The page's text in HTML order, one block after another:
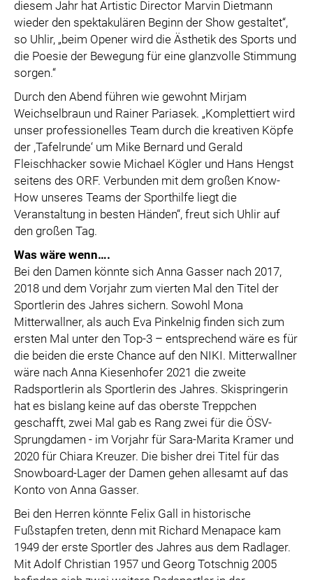
diesem Jahr hat Artistic Director Marvin Dietmann
wieder den spektakulären Beginn der Show gestaltet“,
so Uhlir, „beim Opener wird die Ästhetik des Sports und
die Poesie der Bewegung für eine glanzvolle Stimmung
sorgen.“
Durch den Abend führen wie gewohnt Mirjam
Weichselbraun und Rainer Pariasek. „Komplettiert wird
unser professionelles Team durch die kreativen Köpfe
der ,Tafelrunde‘ um Mike Bernard und Gerald
Fleischhacker sowie Michael Kögler und Hans Hengst
seitens des ORF. Verbunden mit dem großen Know-
How unseres Teams der Sporthilfe liegt die
Veranstaltung in besten Händen“, freut sich Uhlir auf
den großen Tag.
Was wäre wenn….
Bei den Damen könnte sich Anna Gasser nach 2017,
2018 und dem Vorjahr zum vierten Mal den Titel der
Sportlerin des Jahres sichern. Sowohl Mona
Mitterwallner, als auch Eva Pinkelnig finden sich zum
ersten Mal unter den Top-3 – entsprechend wäre es für
die beiden die erste Chance auf den NIKI. Mitterwallner
wäre nach Anna Kiesenhofer 2021 die zweite
Radsportlerin als Sportlerin des Jahres. Skispringerin
hat es bislang keine auf das oberste Treppchen
geschafft, zwei Mal gab es Rang zwei für die ÖSV-
Sprungdamen - im Vorjahr für Sara-Marita Kramer und
2020 für Chiara Kreuzer. Die bisher drei Titel für das
Snowboard-Lager der Damen gehen allesamt auf das
Konto von Anna Gasser.
Bei den Herren könnte Felix Gall in historische
Fußstapfen treten, denn mit Richard Menapace kam
1949 der erste Sportler des Jahres aus dem Radlager.
Mit Adolf Christian 1957 und Georg Totschnig 2005